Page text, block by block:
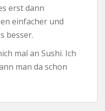
erst dann
einfacher und
besser.
mal an Sushi. Ich
man da schon